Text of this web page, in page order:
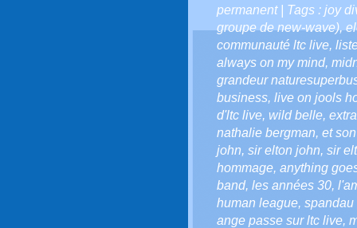
permanent| Tags : joy
groupe de new-wave),
communauté ltc live,
always on my mind,
grandeur
business, live on jools
d'ltc live, wild belle,
nathalie bergman, et
john, sir elton john, sir
hommage, anything
band, les années 30,
human league, spandau
ange passe sur ltc live,